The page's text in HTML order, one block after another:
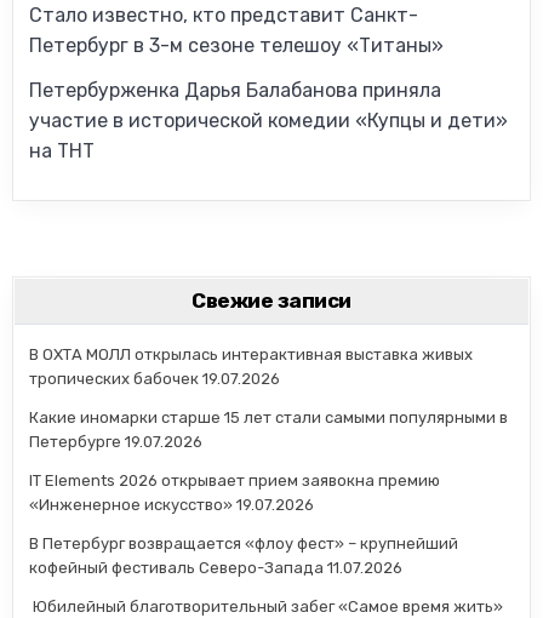
Стало известно, кто представит Санкт-
Петербург в 3-м сезоне телешоу «Титаны»
Петербурженка Дарья Балабанова приняла
участие в исторической комедии «Купцы и дети»
на ТНТ
Свежие записи
В ОХТА МОЛЛ открылась интерактивная выставка живых
тропических бабочек 19.07.2026
Какие иномарки старше 15 лет стали самыми популярными в
Петербурге 19.07.2026
IT Elements 2026 открывает прием заявокна премию
«Инженерное искусство» 19.07.2026
В Петербург возвращается «флоу фест» – крупнейший
кофейный фестиваль Северо-Запада 11.07.2026
Юбилейный благотворительный забег «Самое время жить»